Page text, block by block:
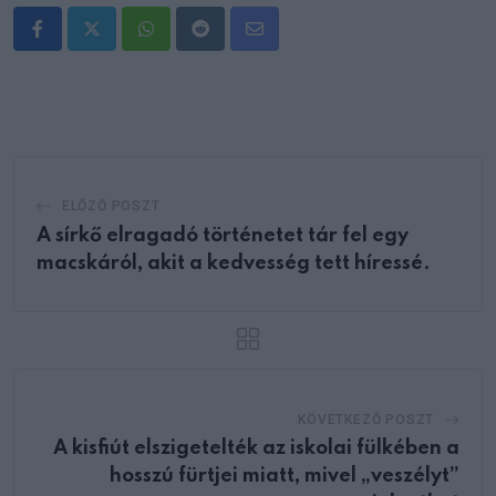
WhatsappRedditShare
A sírkő elragadó történetet tár fel egy
macskáról, akit a kedvesség tett híressé.
A kisfiút elszigetelték az iskolai fülkében a
hosszú fürtjei miatt, mivel „veszélyt”